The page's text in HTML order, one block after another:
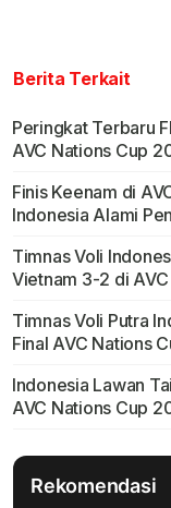
Berita Terkait
Peringkat Terbaru
AVC Nations Cup
Finis Keenam di
Indonesia Alami
Timnas Voli
Vietnam 3-2 di
Timnas Voli Putra
Final AVC Nations
Indonesia Lawan
AVC Nations Cup
Rekomendasi